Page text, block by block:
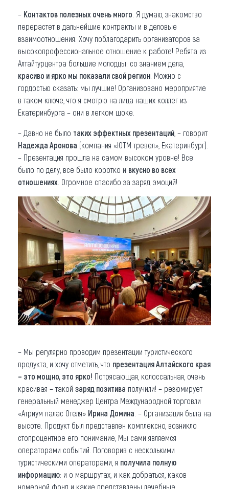
– Контактов полезных очень много . Я думаю, знакомство
перерастет в дальнейшие контракты и в деловые
взаимоотношения. Хочу поблагодарить организаторов за
высокопрофессиональное отношение к работе! Ребята из
Алтайтурцентра большие молодцы: со знанием дела,
красиво и ярко мы показали свой регион . Можно с
гордостью сказать: мы лучшие! Организовано мероприятие
в таком ключе, что я смотрю на лица наших коллег из
Екатеринбурга – они в легком шоке.
– Давно не было таких эффектных презентаций , – говорит
Надежда Аронова (компания «ЮТМ тревел», Екатеринбург).
– Презентация прошла на самом высоком уровне! Все
было по делу, все было коротко и вкусно во всех
отношениях . Огромное спасибо за заряд эмоций!
– Мы регулярно проводим презентации туристического
продукта, и хочу отметить, что презентация Алтайского края
– это мощно, это ярко! Потрясающая, колоссальная, очень
красивая – такой заряд позитива получили! – резюмирует
генеральный менеджер Центра Международной торговли
«Атриум палас Отеля» Ирина Домина . – Организация была на
высоте. Продукт был представлен комплексно, возникло
стопроцентное его понимание, Мы сами являемся
операторами событий. Поговорив с несколькими
туристическими операторами, я получила полную
информацию: и о маршрутах, и как добраться, каков
номерной фонд и какие представлены лечебные